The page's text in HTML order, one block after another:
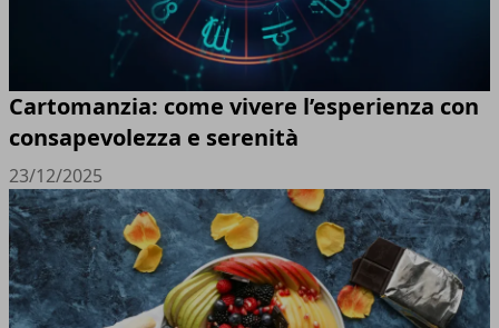
Cartomanzia: come vivere l’esperienza con
consapevolezza e serenità
23/12/2025